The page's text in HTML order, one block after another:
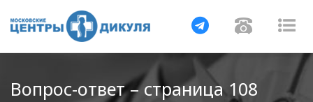
Навигация
Вопрос-ответ – страница 108